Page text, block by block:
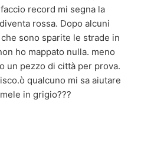
record mi segna la
rossa. Dopo alcuni
sono sparite le strade in
ho mappato nulla. meno
un pezzo di città per prova.
qualcuno mi sa aiutare
in grigio???